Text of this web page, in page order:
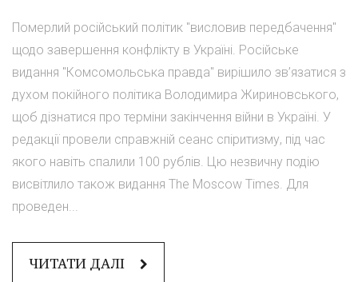
Померлий російський політик "висловив передбачення"
щодо завершення конфлікту в Україні. Російське
видання "Комсомольська правда" вирішило зв’язатися з
духом покійного політика Володимира Жириновського,
щоб дізнатися про терміни закінчення війни в Україні. У
редакції провели справжній сеанс спіритизму, під час
якого навіть спалили 100 рублів. Цю незвичну подію
висвітлило також видання The Moscow Times. Для
проведен...
ЧИТАТИ ДАЛІ